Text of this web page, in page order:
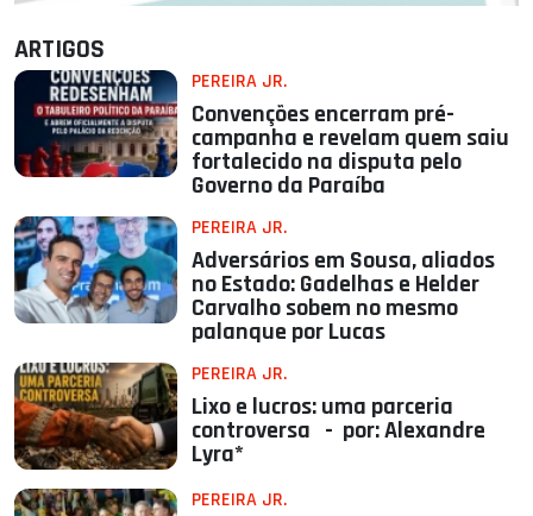
ARTIGOS
PEREIRA JR.
Convenções encerram pré-
campanha e revelam quem saiu
fortalecido na disputa pelo
Governo da Paraíba
PEREIRA JR.
Adversários em Sousa, aliados
no Estado: Gadelhas e Helder
Carvalho sobem no mesmo
palanque por Lucas
PEREIRA JR.
Lixo e lucros: uma parceria
controversa - por: Alexandre
Lyra*
PEREIRA JR.